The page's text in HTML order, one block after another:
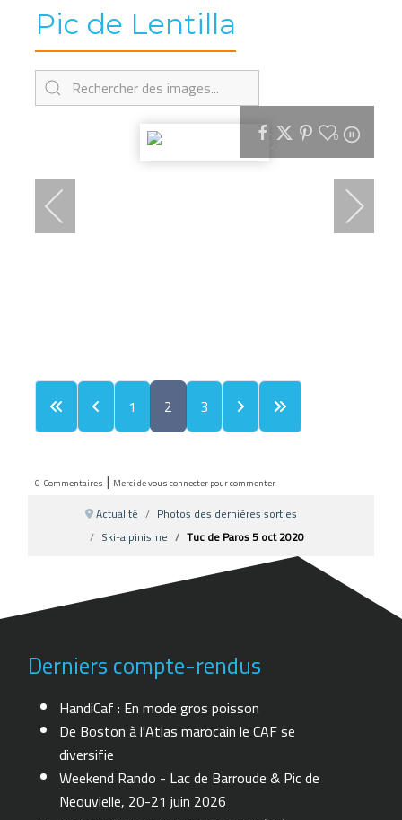
Pic de Lentilla
0
1 2 3
0 Commentaires | Merci de vous connecter pour commenter
Actualité
Photos des dernières sorties
Ski-alpinisme
Tuc de Paros 5 oct 2020
Derniers compte-rendus
HandiCaf : En mode gros poisson
De Boston à l'Atlas marocain le CAF se
diversifie
Weekend Rando - Lac de Barroude & Pic de
Neouvielle, 20-21 juin 2026